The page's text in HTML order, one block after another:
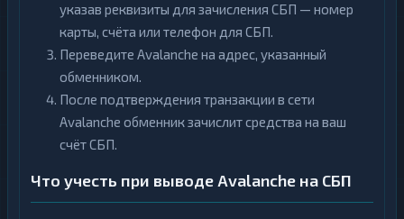
указав реквизиты для зачисления СБП — номер
карты, счёта или телефон для СБП.
Переведите Avalanche на адрес, указанный
обменником.
После подтверждения транзакции в сети
Avalanche обменник зачислит средства на ваш
счёт СБП.
Что учесть при выводе Avalanche на СБП